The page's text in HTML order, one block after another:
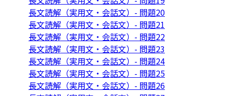
長文読解（実用文・会話文）- 問題20
長文読解（実用文・会話文）- 問題21
長文読解（実用文・会話文）- 問題22
長文読解（実用文・会話文）- 問題23
長文読解（実用文・会話文）- 問題24
長文読解（実用文・会話文）- 問題25
長文読解（実用文・会話文）- 問題26